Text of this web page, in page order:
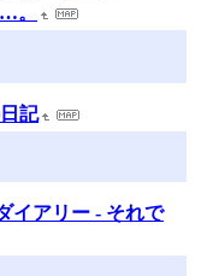
。
記
イアリー - それで